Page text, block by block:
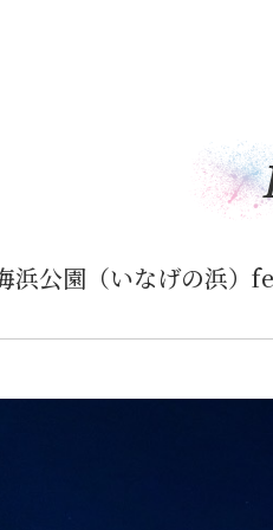
浜公園（いなげの浜）